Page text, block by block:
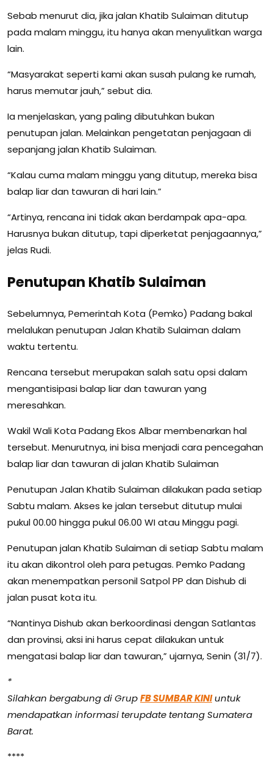
Sebab menurut dia, jika jalan Khatib Sulaiman ditutup
pada malam minggu, itu hanya akan menyulitkan warga
lain.
“Masyarakat seperti kami akan susah pulang ke rumah,
harus memutar jauh,” sebut dia.
Ia menjelaskan, yang paling dibutuhkan bukan
penutupan jalan. Melainkan pengetatan penjagaan di
sepanjang jalan Khatib Sulaiman.
“Kalau cuma malam minggu yang ditutup, mereka bisa
balap liar dan tawuran di hari lain.”
“Artinya, rencana ini tidak akan berdampak apa-apa.
Harusnya bukan ditutup, tapi diperketat penjagaannya,”
jelas Rudi.
Penutupan Khatib Sulaiman
Sebelumnya, Pemerintah Kota (Pemko) Padang bakal
melalukan penutupan Jalan Khatib Sulaiman dalam
waktu tertentu.
Rencana tersebut merupakan salah satu opsi dalam
mengantisipasi balap liar dan tawuran yang
meresahkan.
Wakil Wali Kota Padang Ekos Albar membenarkan hal
tersebut. Menurutnya, ini bisa menjadi cara pencegahan
balap liar dan tawuran di jalan Khatib Sulaiman
Penutupan Jalan Khatib Sulaiman dilakukan pada setiap
Sabtu malam. Akses ke jalan tersebut ditutup mulai
pukul 00.00 hingga pukul 06.00 WI atau Minggu pagi.
Penutupan jalan Khatib Sulaiman di setiap Sabtu malam
itu akan dikontrol oleh para petugas. Pemko Padang
akan menempatkan personil Satpol PP dan Dishub di
jalan pusat kota itu.
“Nantinya Dishub akan berkoordinasi dengan Satlantas
dan provinsi, aksi ini harus cepat dilakukan untuk
mengatasi balap liar dan tawuran,” ujarnya, Senin (31/7).
*
Silahkan bergabung di GrupFB SUMBAR KINIuntuk
mendapatkan informasi terupdate tentang Sumatera
Barat.
****